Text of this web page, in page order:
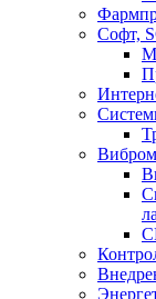
Софт,